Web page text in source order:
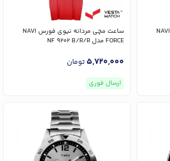
ساعت مچی مردانه نیوی فورس NAVI
ساعت مچی مردانه نیوی فورس NAVI
FORCE مدل NF 9202 B/R/R
5,720,000تومان
ارسال فوری